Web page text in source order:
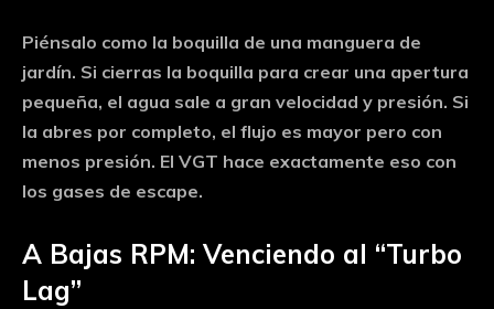
Piénsalo como la boquilla de una manguera de
jardín. Si cierras la boquilla para crear una apertura
pequeña, el agua sale a gran velocidad y presión. Si
la abres por completo, el flujo es mayor pero con
menos presión. El VGT hace exactamente eso con
los gases de escape.
A Bajas RPM: Venciendo al “Turbo
Lag”